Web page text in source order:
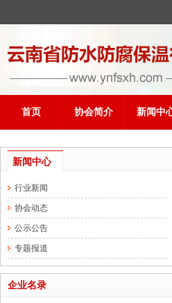
首页 协会简介 新闻中
新闻中心
行业新闻
协会动态
公示公告
专题报道
企业名录